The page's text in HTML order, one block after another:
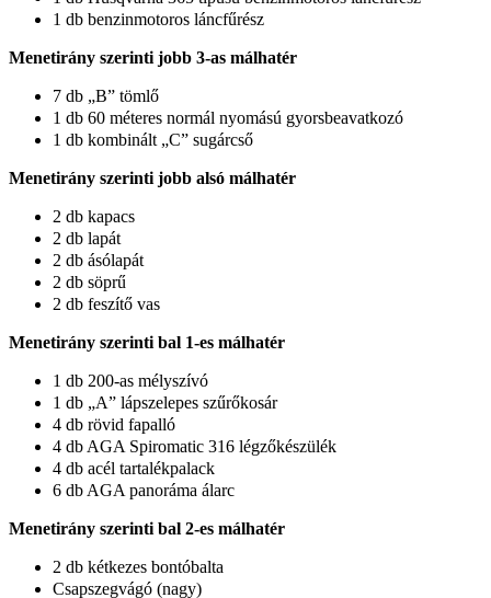
1 db benzinmotoros láncfűrész
Menetirány szerinti jobb 3-as málhatér
7 db „B” tömlő
1 db 60 méteres normál nyomású gyorsbeavatkozó
1 db kombinált „C” sugárcső
Menetirány szerinti jobb alsó málhatér
2 db kapacs
2 db lapát
2 db ásólapát
2 db söprű
2 db feszítő vas
Menetirány szerinti bal 1-es málhatér
1 db 200-as mélyszívó
1 db „A” lápszelepes szűrőkosár
4 db rövid fapalló
4 db AGA Spiromatic 316 légzőkészülék
4 db acél tartalékpalack
6 db AGA panoráma álarc
Menetirány szerinti bal 2-es málhatér
2 db kétkezes bontóbalta
Csapszegvágó (nagy)